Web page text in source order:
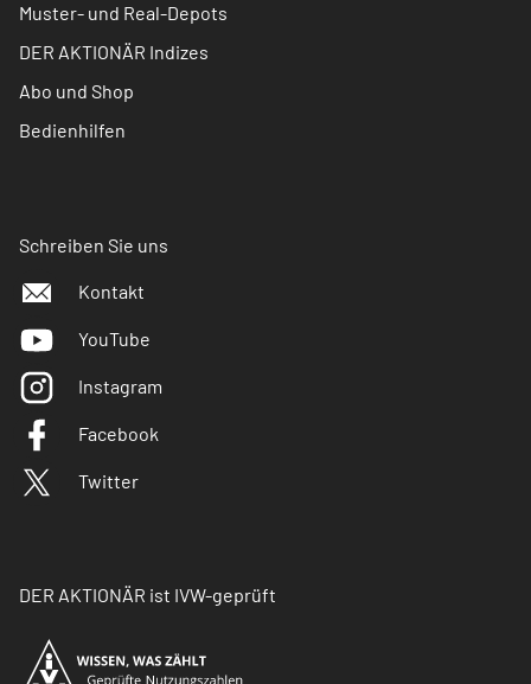
Muster- und Real-Depots
DER AKTIONÄR Indizes
Abo und Shop
Bedienhilfen
Schreiben Sie uns
Kontakt
YouTube
Instagram
Facebook
Twitter
DER AKTIONÄR ist IVW-geprüft